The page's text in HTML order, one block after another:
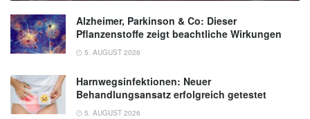
Alzheimer, Parkinson & Co: Dieser
Pflanzenstoffe zeigt beachtliche Wirkungen
5. AUGUST 2026
Harnwegsinfektionen: Neuer
Behandlungsansatz erfolgreich getestet
5. AUGUST 2026